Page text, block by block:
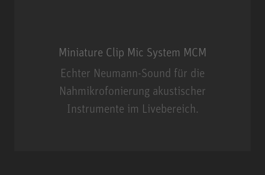
Miniature Clip Mic System MCM
Echter Neumann-Sound für die
Nahmikrofonierung akustischer
Instrumente im Livebereich.